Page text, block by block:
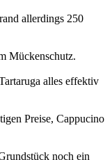
allerdings 250
Mückenschutz.
alles effektiv
Preise, Cappucino
noch ein